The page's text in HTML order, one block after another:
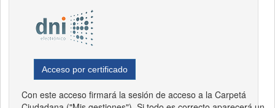
Acceso por certificado
Con este acceso firmará la sesión de acceso a la Carpetá